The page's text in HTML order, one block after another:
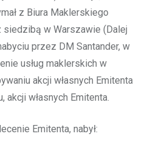
z Biura Maklerskiego
siedzibą w Warszawie (Dalej
przez DM Santander, w
usług maklerskich w
akcji własnych Emitenta
własnych Emitenta.
Emitenta, nabył: